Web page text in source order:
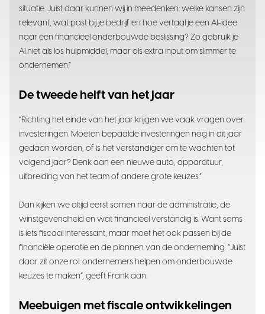
situatie. Juist daar kunnen wij in meedenken: welke kansen zijn
relevant, wat past bij je bedrijf en hoe vertaal je een AI-idee
naar een financieel onderbouwde beslissing? Zo gebruik je
AI niet als los hulpmiddel, maar als extra input om slimmer te
ondernemen.”
De tweede helft van het jaar
“Richting het einde van het jaar krijgen we vaak vragen over
investeringen. Moeten bepaalde investeringen nog in dit jaar
gedaan worden, of is het verstandiger om te wachten tot
volgend jaar? Denk aan een nieuwe auto, apparatuur,
uitbreiding van het team of andere grote keuzes.”
Dan kijken we altijd eerst samen naar de administratie, de
winstgevendheid en wat financieel verstandig is. Want soms
is iets fiscaal interessant, maar moet het ook passen bij de
financiële operatie en de plannen van de onderneming. “Juist
daar zit onze rol: ondernemers helpen om onderbouwde
keuzes te maken”, geeft Frank aan.
Meebuigen met fiscale ontwikkelingen